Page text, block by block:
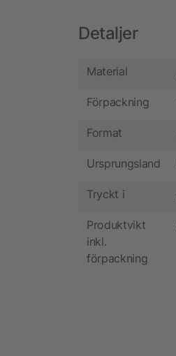
Detaljer
Material
Förpackning
Format
Ursprungsland
Tryckt i
Produktvikt
inkl.
förpackning